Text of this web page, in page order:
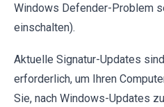
Windows Defender-Problem
einschalten).
Aktuelle Signatur-Updates
erforderlich, um Ihren
Sie, nach Windows-Updates